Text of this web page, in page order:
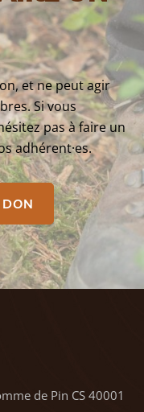
et ne peut agir
Si vous
pas à faire un
adhérent·es.
de Pin CS 40001